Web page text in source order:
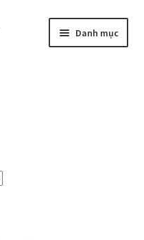
Danh mục